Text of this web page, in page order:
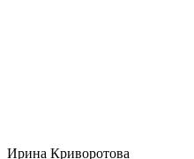
Ирина Криворотова